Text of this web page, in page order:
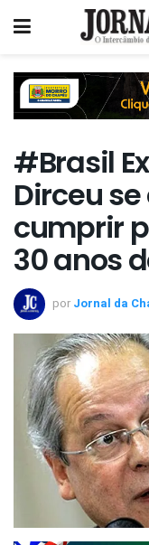
#Brasil
Dirceu
cumprir
30 anos
por Jornal da